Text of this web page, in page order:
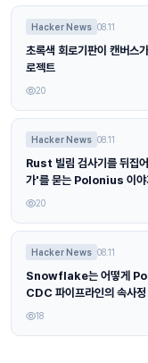
Hacker News 08.11
초록색 회로기판이 캔버스
로젝트
20
Hacker News 08.11
Rust 빌림 검사기를 뒤집
가'를 묻는 Polonius 이야
20
Hacker News 08.11
Snowflake는 어떻게
CDC 파이프라인의 속사정
18